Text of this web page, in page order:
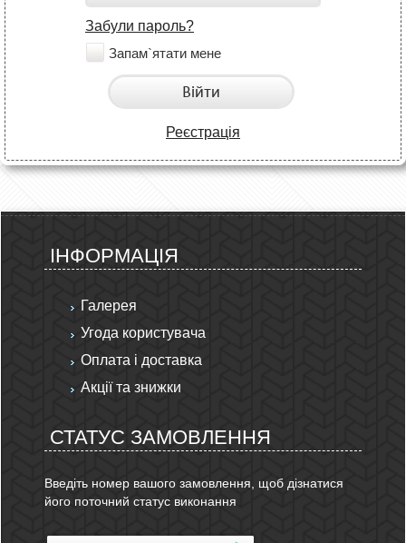
Забули пароль?
Запам`ятати мене
Війти
Реєстрація
ІНФОРМАЦІЯ
Галерея
Угода користувача
Оплата і доставка
Акції та знижки
СТАТУС ЗАМОВЛЕННЯ
Введіть номер вашого замовлення, щоб дізнатися
його поточний статус виконання